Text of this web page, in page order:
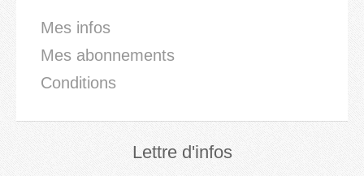
Mes infos
Mes abonnements
Conditions
Lettre d'infos